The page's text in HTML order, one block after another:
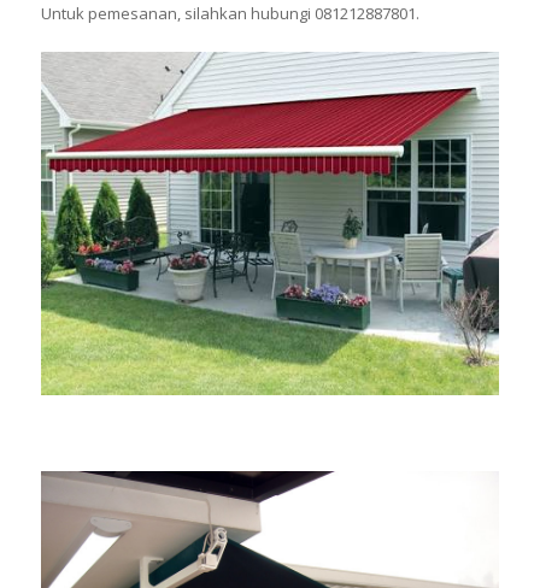
Untuk pemesanan, silahkan hubungi 081212887801.